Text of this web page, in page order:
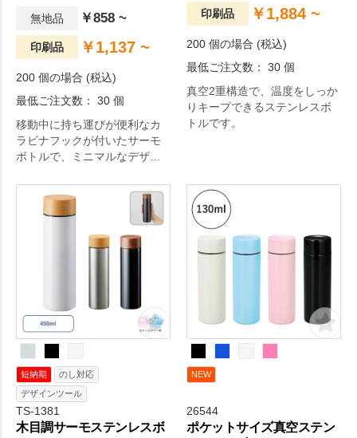
無地品 ￥858 ~
印刷品 ￥1,137 ~
200 個の場合 (税込)
最低ご注文数： 30 個
移動中に持ち運びが便利なカ
ラビナフックが付いたサーモ
ボトルで、ミニマルなデザイ
印刷品 ￥1,884 ~
200 個の場合 (税込)
最低ご注文数： 30 個
真空2重構造で、温度をしっか
りキープできるステンレスボ
トルです。
短納期
のし対応
デザインツール
TS-1381
木目調サーモステンレスボ
NEW
26544
ポケットサイズ真空ステン